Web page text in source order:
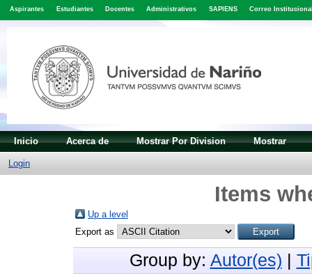
Aspirantes Estudiantes Docentes Administrativos SAPIENS Correo
Inicio Acerca de Mostrar Por Division Mostrar
Login
Items
Up a level
Export as
Group by: Autor(es) |